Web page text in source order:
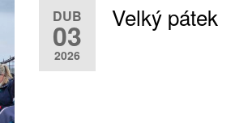
DUB
03
2026
Velký pátek